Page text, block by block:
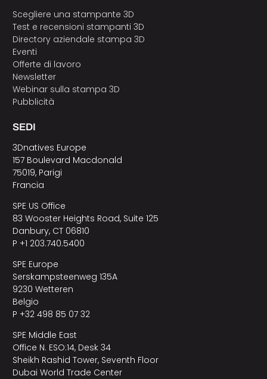
Scegliere una stampante 3D
Test e recensioni stampanti 3D
Directory aziendale stampa 3D
Eventi
Offerte di lavoro
Newsletter
Webinar sulla stampa 3D
Pubblicità
SEDI
3Dnatives Europe
157 Boulevard Macdonald
75019, Parigi
Francia
SPE US Office
83 Wooster Heights Road, Suite 125
Danbury, CT 06810
P +1 203.740.5400
SPE Europe
Serskampsteenweg 135A
9230 Wetteren
Belgio
P +32 498 85 07 32
SPE Middle East
Office N. ESO:14, Desk 34
Sheikh Rashid Tower, Seventh Floor
Dubai World Trade Center